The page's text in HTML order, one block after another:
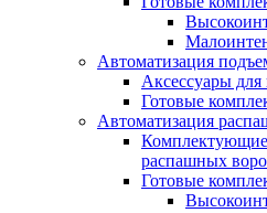
Автоматизация
Аксессуары для
Готовые
Автоматизация
Комплектующие
распашных
Готовые